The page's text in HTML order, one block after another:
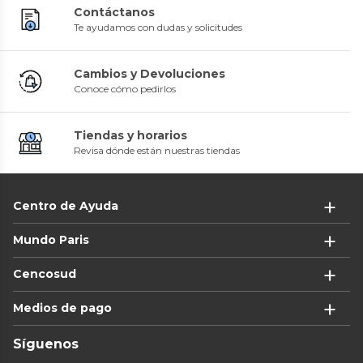
Contáctanos
Te ayudamos con dudas y solicitudes
Cambios y Devoluciones
Conoce cómo pedirlos
Tiendas y horarios
Revisa dónde están nuestras tiendas
Centro de Ayuda
Mundo Paris
Cencosud
Medios de pago
Síguenos